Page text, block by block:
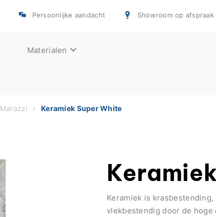
Persoonlijke aandacht Showroom op afspraak
Materialen
Marazzi Keramiek Super White
Keramiek is
vlekbestendig door de